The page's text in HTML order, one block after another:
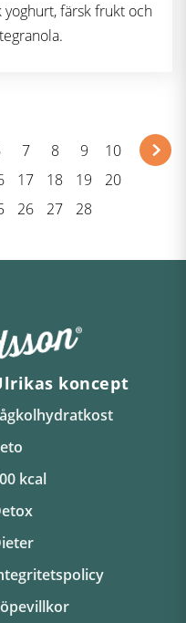
färsk frukt och
7 8 9
10
17 18 19
20
26 27 28
koncept
kcal